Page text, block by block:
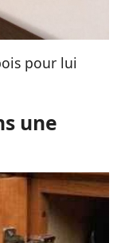
pour lui
une